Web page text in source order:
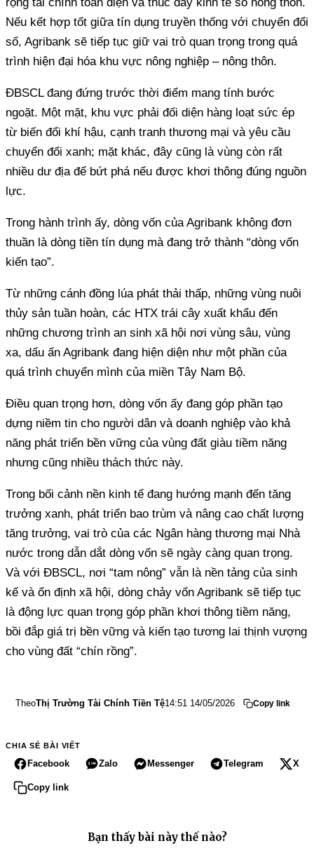
Nếu kết hợp tốt giữa tín dụng truyền thống với chuyển đổi
số, Agribank sẽ tiếp tục giữ vai trò quan trọng trong quá
trình hiện đại hóa khu vực nông nghiệp – nông thôn.
ĐBSCL đang đứng trước thời điểm mang tính bước
ngoặt. Một mặt, khu vực phải đối diện hàng loạt sức ép
từ biến đổi khí hậu, cạnh tranh thương mại và yêu cầu
chuyển đổi xanh; mặt khác, đây cũng là vùng còn rất
nhiều dư địa để bứt phá nếu được khơi thông đúng nguồn
lực.
Trong hành trình ấy, dòng vốn của Agribank không đơn
thuần là dòng tiền tín dụng mà đang trở thành “dòng vốn
kiến tạo”.
Từ những cánh đồng lúa phát thải thấp, những vùng nuôi
thủy sản tuần hoàn, các HTX trái cây xuất khẩu đến
những chương trình an sinh xã hội nơi vùng sâu, vùng
xa, dấu ấn Agribank đang hiện diện như một phần của
quá trình chuyển mình của miền Tây Nam Bộ.
Điều quan trọng hơn, dòng vốn ấy đang góp phần tạo
dựng niềm tin cho người dân và doanh nghiệp vào khả
năng phát triển bền vững của vùng đất giàu tiềm năng
nhưng cũng nhiều thách thức này.
Trong bối cảnh nền kinh tế đang hướng mạnh đến tăng
trưởng xanh, phát triển bao trùm và nâng cao chất lượng
tăng trưởng, vai trò của các Ngân hàng thương mại Nhà
nước trong dẫn dắt dòng vốn sẽ ngày càng quan trọng.
Và với ĐBSCL, nơi “tam nông” vẫn là nền tảng của sinh
kế và ổn định xã hội, dòng chảy vốn Agribank sẽ tiếp tục
là động lực quan trọng góp phần khơi thông tiềm năng,
bồi đắp giá trị bền vững và kiến tạo tương lai thịnh vượng
cho vùng đất “chín rồng”.
TheoThị Trường Tài Chính Tiền Tệ14:51 14/05/2026 Copy link
CHIA SẺ BÀI VIẾT
Facebook Zalo Messenger Telegram X
Copy link
Bạn thấy bài này thế nào?